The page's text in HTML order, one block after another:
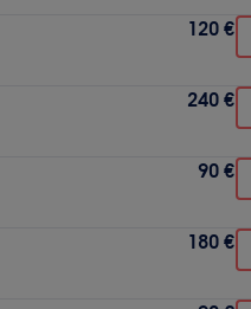
120 €
240 €
90 €
180 €